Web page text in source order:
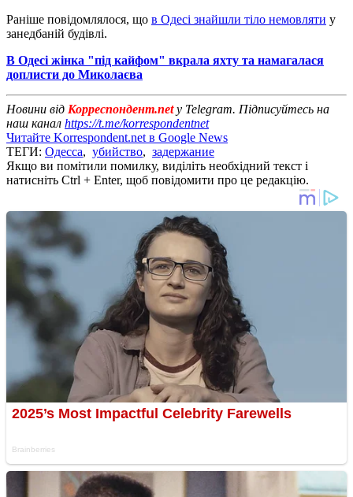
Раніше повідомлялося, що в Одесі знайшли тіло немовляти у
занедбаній будівлі.
В Одесі жінка "під кайфом" вкрала яхту та намагалася
доплисти до Миколаєва
Новини від Корреспондент.netу Telegram. Підписуйтесь на
наш канал https://t.me/korrespondentnet
Читайте Korrespondent.net в Google News
ТЕГИ: Одесса, убийство, задержание
Якщо ви помітили помилку, виділіть необхідний текст і
натисніть Ctrl + Enter, щоб повідомити про це редакцію.